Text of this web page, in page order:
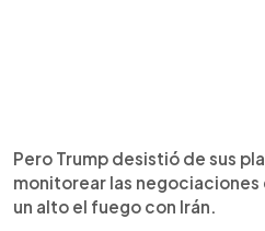
Pero Trump desistió de sus
monitorear las negociaciones
un alto el fuego con Irán.